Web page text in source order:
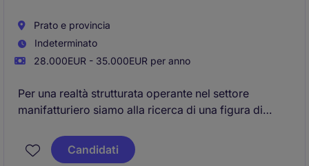
Prato e provincia
Indeterminato
28.000EUR - 35.000EUR per anno
Per una realtà strutturata operante nel settore
manifatturiero siamo alla ricerca di una figura di
Candidati